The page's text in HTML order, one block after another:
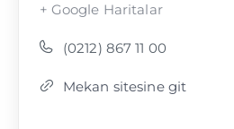
+ Google Haritalar
(0212) 867 11 00
Mekan sitesine git